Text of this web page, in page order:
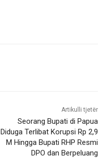
Artikulli tjetër
Seorang Bupati di Papua
Diduga Terlibat Korupsi Rp 2,9
M Hingga Bupati RHP Resmi
DPO dan Berpeluang